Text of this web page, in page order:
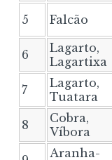
5 Falcão
6
Lagarto,
Lagartixa
7
Lagarto,
Tuatara
8
Cobra,
Víbora
Aranha-